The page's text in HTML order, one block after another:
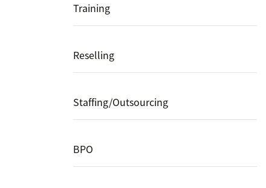
Training
Reselling
Staffing/Outsourcing
BPO